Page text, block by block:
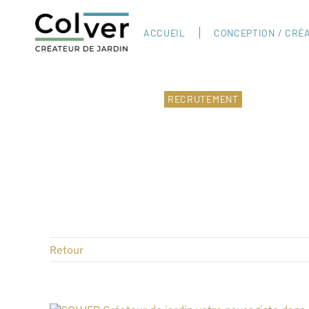
contenu
ACCUEIL CONCEPTION /
RECRUTEMENT
Retour